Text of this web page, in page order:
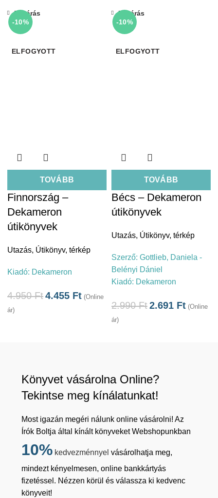
-10%
ELFOGYOTT
TOVÁBB
Bezárás
Finnország –
Dekameron
útikönyvek
Utazás, Útikönyv, térkép
Kiadó: Dekameron
4.950Ft4.455 Ft (Online
ár)
-10%
ELFOGYOTT
TOVÁBB
Bezárás
Bécs – Dekameron
útikönyvek
Utazás, Útikönyv, térkép
Szerző: Gottlieb, Daniela -
Belényi Dániel
Kiadó: Dekameron
2.990Ft2.691 Ft (Online
ár)
Könyvet vásárolna Online?
Tekintse meg kínálatunkat!
Most igazán megéri nálunk online vásárolni! Az
Írók Boltja által kínált könyveket Webshopunkban
10% kedvezménnyel vásárolhatja meg,
mindezt kényelmesen, online bankkártyás
fizetéssel. Nézzen körül és válassza ki kedvenc
könyveit!